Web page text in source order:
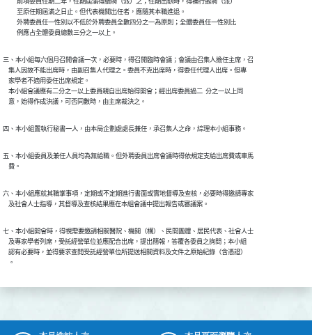
          至原任期屆滿之日止。但代表機關出任者，應隨其本職進退。
          外聘委員任一性別以不低於外聘委員全數四分之一為原則；全體委員任一性別比
          例應占全體委員總數三分之一以上。
三、本小組每六個月召開會議一次，必要時，得召開臨時會議；會議由召集人擔任主席，召
    集人因故不能出席時，由副召集人代理之。委員不克出席時，得委任代理人出席。但專
    家學者不適用委任出席規定。
    本小組會議應有二分之一以上委員親自出席始得開會；經出席委員過二  分之一以上同
    意，始得作成決議，可否同數時，由主席裁決之。
四、本小組置執行秘書一人，由本局企劃處處長兼任，承召集人之命，綜理本小組事務。
五、本小組委員及兼任人員均為無給職。但外聘委員出席會議時得依規定支給出席費或車馬
    費。
六、本小組應就其職掌事項，定期或不定期進行書面或實地督導及查核，必要時得邀請專家
    及社會人士指導，其督導及查核結果應在本組會議中提出報告或審議案。
七、本小組開會時，得視需要邀請相關醫院、機關（構）、民間團體、居民代表、社會人士
    及專家學者列席，受託經營單位並應配合出席，提出簡報，答覆各委員之詢問；本小組
    認有必要時，並得要求查閱受託經營單位所提送相關資料及文件之原始紀錄（含憑證）
    。